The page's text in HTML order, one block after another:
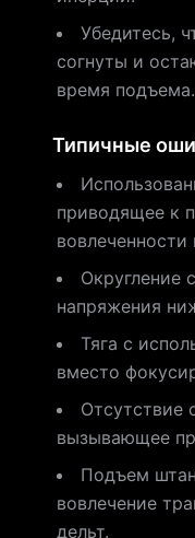
Убедитесь,
согнуты и
время подъема.
Типичные
приводящее к
Округление
напряжения
Тяга с
вместо
Отсутствие
вызывающее
Подъем
вовлечение
дельт.